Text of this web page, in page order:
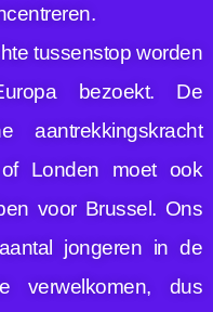
tussenstop worden
bezoekt. De
aantrekkingskracht
Londen moet ook
voor Brussel. Ons
jongeren in de
verwelkomen, dus